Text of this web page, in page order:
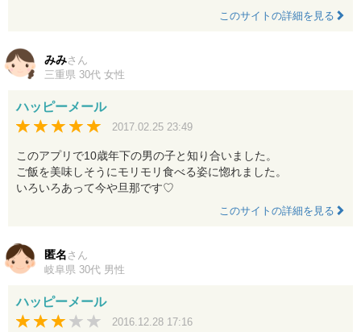
このサイトの詳細を見る
みみさん
三重県 30代 女性
ハッピーメール
2017.02.25 23:49
このアプリで10歳年下の男の子と知り合いました。
ご飯を美味しそうにモリモリ食べる姿に惚れました。
いろいろあって今や旦那です♡
このサイトの詳細を見る
匿名 さん
岐阜県 30代 男性
ハッピーメール
2016.12.28 17:16